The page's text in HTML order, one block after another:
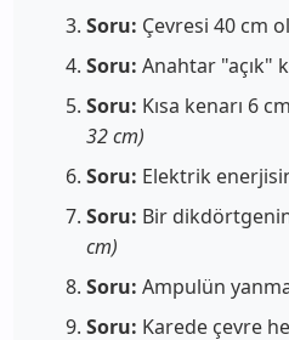
Soru: Çevresi 40 cm
Soru: Anahtar "açık"
Soru: Kısa kenarı 6
32 cm)
Soru: Elektrik
Soru: Bir
cm)
Soru: Ampulün
Soru: Karede çevre